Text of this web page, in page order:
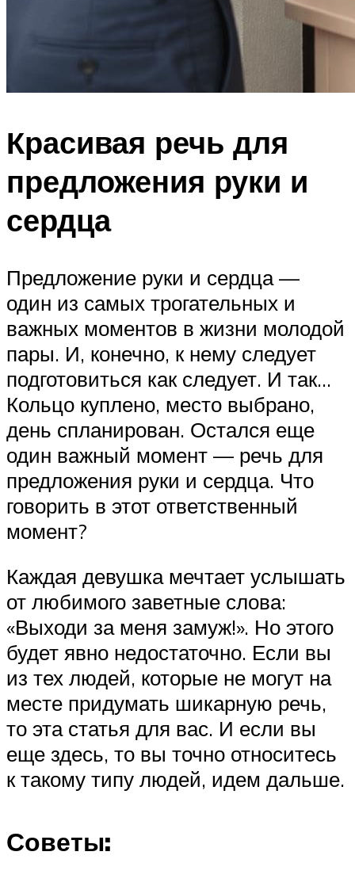
Красивая речь для
предложения руки и
сердца
Предложение руки и сердца —
один из самых трогательных и
важных моментов в жизни молодой
пары. И, конечно, к нему следует
подготовиться как следует. И так…
Кольцо куплено, место выбрано,
день спланирован. Остался еще
один важный момент — речь для
предложения руки и сердца. Что
говорить в этот ответственный
момент?
Каждая девушка мечтает услышать
от любимого заветные слова:
«Выходи за меня замуж!». Но этого
будет явно недостаточно. Если вы
из тех людей, которые не могут на
месте придумать шикарную речь,
то эта статья для вас. И если вы
еще здесь, то вы точно относитесь
к такому типу людей, идем дальше.
Советы: